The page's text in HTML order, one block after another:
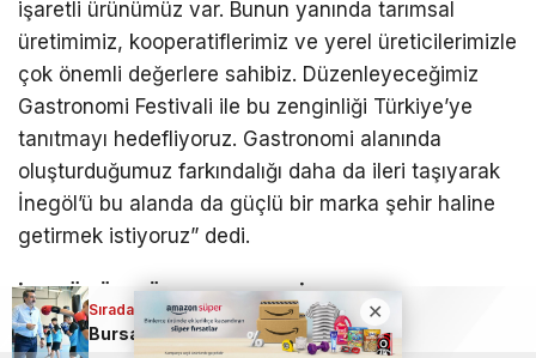
işaretli ürünümüz var. Bunun yanında tarımsal
üretimimiz, kooperatiflerimiz ve yerel üreticilerimizle
çok önemli değerlere sahibiz. Düzenleyeceğimiz
Gastronomi Festivali ile bu zenginliği Türkiye’ye
tanıtmayı hedefliyoruz. Gastronomi alanında
oluşturduğumuz farkındalığı daha da ileri taşıyarak
İnegöl’ü bu alanda da güçlü bir marka şehir haline
getirmek istiyoruz” dedi.
İNEGÖL’ÜN TÜM LEZZETLERİ AYNI ÇATI ALTINDA
OLACAK
Sıradaki Haber
Bursa Yıldırım’da binlerce çocuk sporla buluştu!